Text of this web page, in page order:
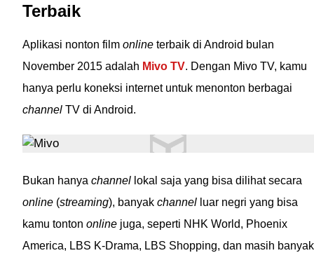
Terbaik
Aplikasi nonton film online terbaik di Android bulan
November 2015 adalah Mivo TV. Dengan Mivo TV, kamu
hanya perlu koneksi internet untuk menonton berbagai
channel TV di Android.
Bukan hanya channel lokal saja yang bisa dilihat secara
online (streaming), banyak channel luar negri yang bisa
kamu tonton online juga, seperti NHK World, Phoenix
America, LBS K-Drama, LBS Shopping, dan masih banyak